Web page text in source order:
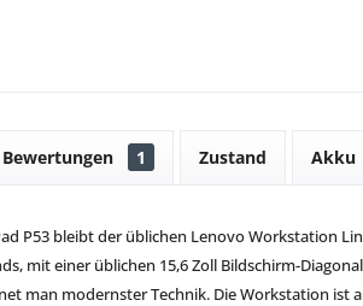
Bewertungen 1 Zustand Akku
P53 bleibt der üblichen Lenovo Workstation
mit einer üblichen 15,6 Zoll Bildschirm-
man modernster Technik. Die Workstation ist